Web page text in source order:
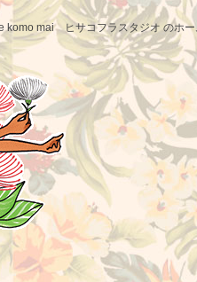
mai ヒサコフラスタジオ のホー